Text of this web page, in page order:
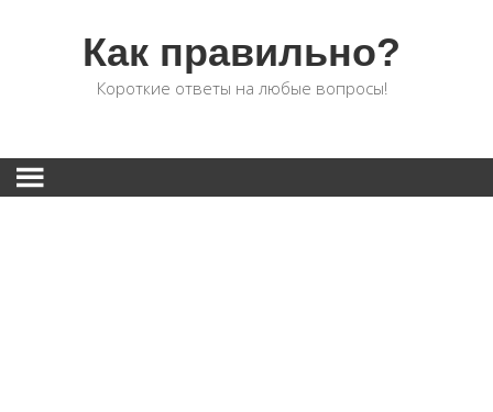
Как правильно?
Короткие ответы на любые вопросы!